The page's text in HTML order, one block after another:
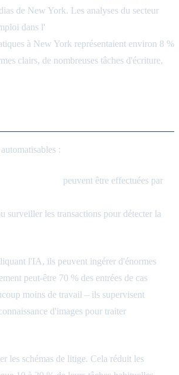
de New York. Les analyses du secteur
dans l'
à New York représentaient environ 8 %
clairs, de nombreuses tâches d'écriture,
:
peuvent être effectuées par
surveiller les transactions pour détecter la
l'IA, ils peuvent ingérer d'énormes
peut-être 70 % des entrées de cas
moins de travail – ils supervisent
d'images pour traiter
les schémas de litige. Cela réduit les